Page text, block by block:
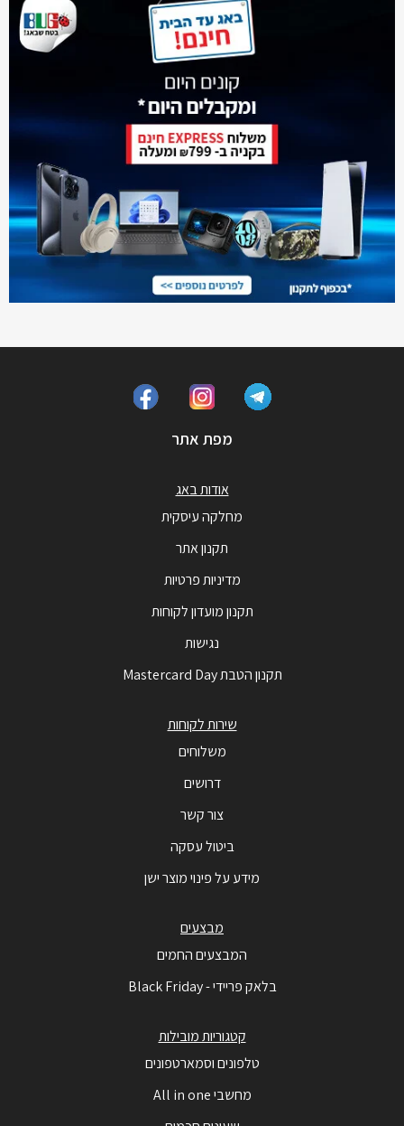
מפת אתר
אודות באג
מחלקה עיסקית
תקנון אתר
מדיניות פרטיות
תקנון מועדון לקוחות
נגישות
תקנון הטבת Mastercard Day
שירות לקוחות
משלוחים
דרושים
צור קשר
ביטול עסקה
מידע על פינוי מוצר ישן
מבצעים
המבצעים החמים
בלאק פריידי - Black Friday
קטגוריות מובילות
טלפונים וסמארטפונים
מחשבי All in one